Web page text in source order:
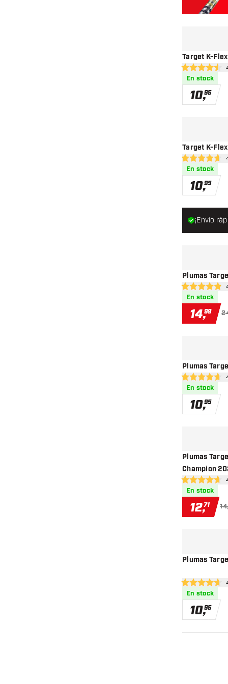
Target K-
4.5 estrellas de
En stock
10,95
Target K-
4.6 estrellas de
En stock
10,95
Plumas
4.9 estrellas de
En stock
14,99
Plumas
4.7 estrellas de
En stock
10,95
Plumas
Champion
4.7 estrellas de
En stock
12,71
Plumas
4.7 estrellas de
En stock
10,95
¡Envío